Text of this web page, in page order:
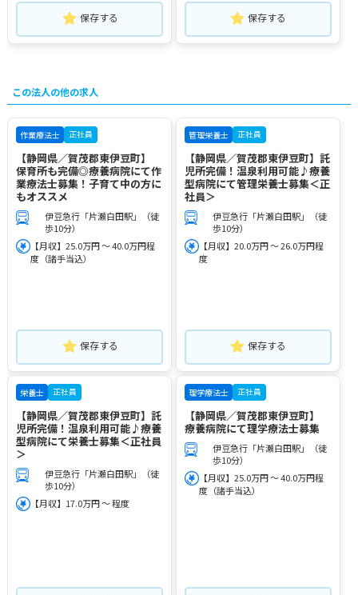
保存する 保存する
この法人の他の求人
作業療法士 正社員
【静岡県／賀茂郡東伊豆町】
保育所も完備◎療養病院にて作
業療法士募集！子育て中の方に
もオススメ
伊豆急行「片瀬白田駅」（徒
歩10分）
【月収】25.0万円 ～ 40.0万円程
度（諸手当込）
保存する
管理栄養士 正社員
【静岡県／賀茂郡東伊豆町】託
児所完備！温泉利用可能♪療養
型病院にて管理栄養士募集＜正
社員＞
伊豆急行「片瀬白田駅」（徒
歩10分）
【月収】20.0万円 ～ 26.0万円程
度
保存する
栄養士 正社員
【静岡県／賀茂郡東伊豆町】託
児所完備！温泉利用可能♪療養
型病院にて栄養士募集＜正社員
＞
伊豆急行「片瀬白田駅」（徒
歩10分）
【月収】17.0万円 ～ 程度
理学療法士 正社員
【静岡県／賀茂郡東伊豆町】
療養病院にて理学療法士募集
伊豆急行「片瀬白田駅」（徒
歩10分）
【月収】25.0万円 ～ 40.0万円程
度（諸手当込）